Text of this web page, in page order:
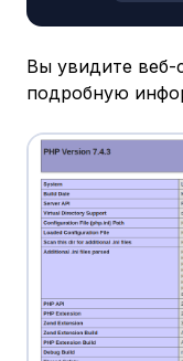
Вы увидите
подробную